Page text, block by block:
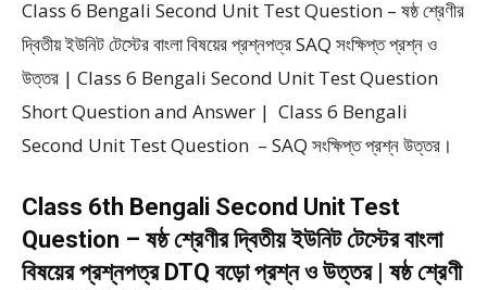
Class 6 Bengali Second Unit Test Question – ষষ্ঠ শ্রেণীর
দ্বিতীয় ইউনিট টেস্টের বাংলা বিষয়ের প্রশ্নপত্র SAQ সংক্ষিপ্ত প্রশ্ন ও
উত্তর | Class 6 Bengali Second Unit Test Question
Short Question and Answer | Class 6 Bengali
Second Unit Test Question – SAQ সংক্ষিপ্ত প্রশ্ন উত্তর।
Class 6th Bengali Second Unit Test
Question – ষষ্ঠ শ্রেণীর দ্বিতীয় ইউনিট টেস্টের বাংলা
বিষয়ের প্রশ্নপত্র DTQ বড়ো প্রশ্ন ও উত্তর | ষষ্ঠ শ্রেণী